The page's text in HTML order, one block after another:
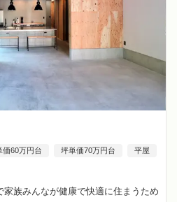
価60万円台 坪単価70万円台 平屋
族みんなが健康で快適に住まうため